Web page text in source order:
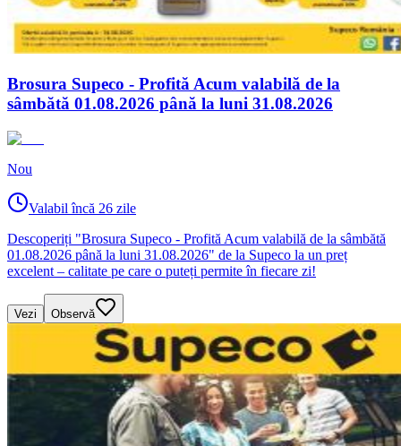
Brosura Supeco - Profită Acum valabilă de la
sâmbătă 01.08.2026 până la luni 31.08.2026
Nou
Valabil încă 26 zile
Descoperiți "Brosura Supeco - Profită Acum valabilă de la sâmbătă
01.08.2026 până la luni 31.08.2026" de la Supeco la un preț
excelent – calitate pe care o puteți permite în fiecare zi!
Vezi Observă